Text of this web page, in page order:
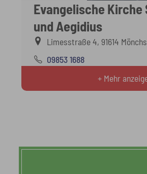
Evangelische Kirche
und Aegidius
Limesstraße 4, 91614
09853 1688
+ Mehr